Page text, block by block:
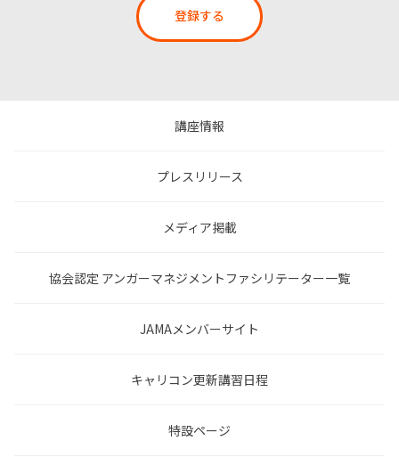
登録する
講座情報
プレスリリース
メディア掲載
協会認定 アンガーマネジメントファシリテーター一覧
JAMAメンバーサイト
キャリコン更新講習日程
特設ページ